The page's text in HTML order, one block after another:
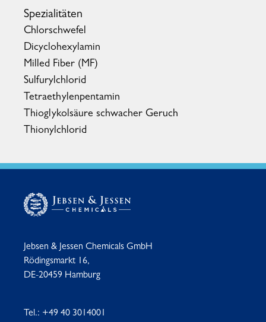
Spezialitäten
Chlorschwefel
Dicyclohexylamin
Milled Fiber (MF)
Sulfurylchlorid
Tetraethylenpentamin
Thioglykolsäure schwacher Geruch
Thionylchlorid
Jebsen & Jessen Chemicals GmbH
Rödingsmarkt 16,
DE-20459 Hamburg
Tel.: +49 40 3014001